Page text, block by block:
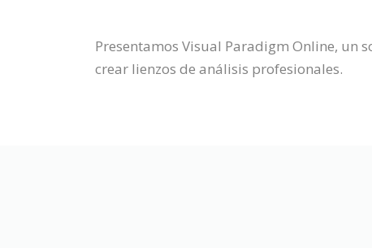
Presentamos Visual Paradigm Online, un
crear lienzos de análisis profesionales.